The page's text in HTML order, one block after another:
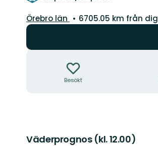
Län:
Örebro län
6705.05 km från dig
Besökt
Väderprognos (kl. 12.00)